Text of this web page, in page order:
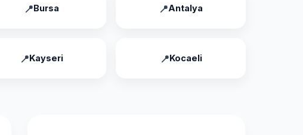
Bursa Antalya
Kayseri Kocaeli